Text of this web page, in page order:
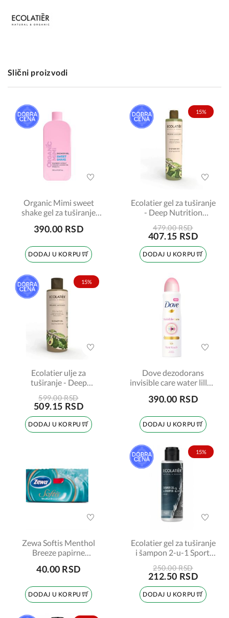
Slični proizvodi
Organic Mimi sweet
shake gel za tuširanje
390.00 RSD
DODAJ U KORPU
15%
Ecolatier gel za tuširanje
- Deep Nutrition
479.00 RSD
407.15 RSD
DODAJ U KORPU
15%
Ecolatier ulje za
tuširanje - Deep
Avocado 250ml
599.00 RSD
509.15 RSD
DODAJ U KORPU
Dove dezodorans
invisible care water lilly&
390.00 RSD
DODAJ U KORPU
Zewa Softis Menthol
Breeze papirne
40.00 RSD
DODAJ U KORPU
15%
Ecolatier gel za tuširanje
i šampon 2-u-1 Sport,
250.00 RSD
212.50 RSD
DODAJ U KORPU